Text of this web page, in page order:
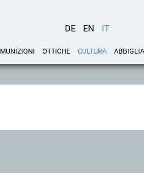
DE EN IT
MUNIZIONI OTTICHE CULTURA